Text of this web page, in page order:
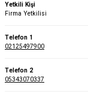
Yetkili Kişi
Firma Yetkilisi
Telefon 1
02125497900
Telefon 2
05343070337